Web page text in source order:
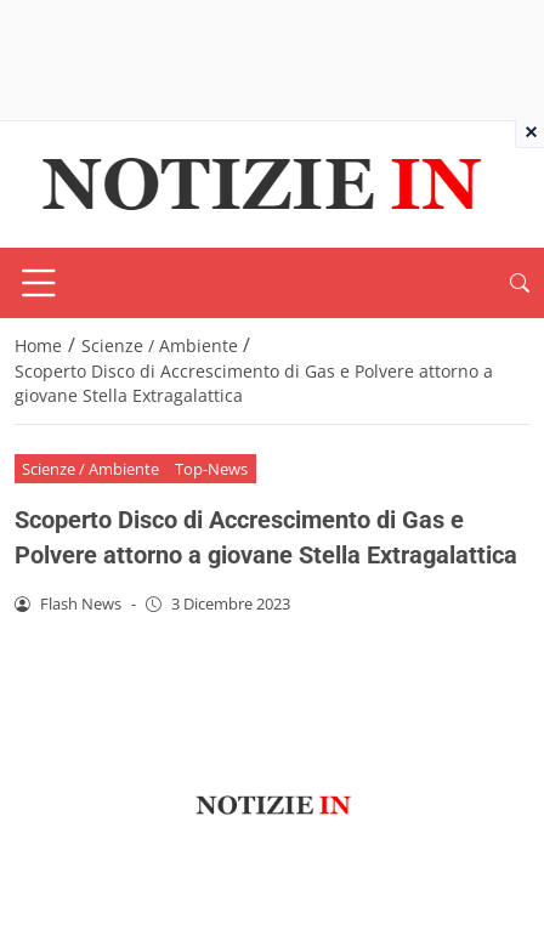
Home / Scienze / Ambiente /
Scoperto Disco di Accrescimento di Gas e Polvere attorno a
giovane Stella Extragalattica
Scienze / Ambiente Top-News
Scoperto Disco di Accrescimento di Gas e
Polvere attorno a giovane Stella Extragalattica
Flash News - 3 Dicembre 2023
×